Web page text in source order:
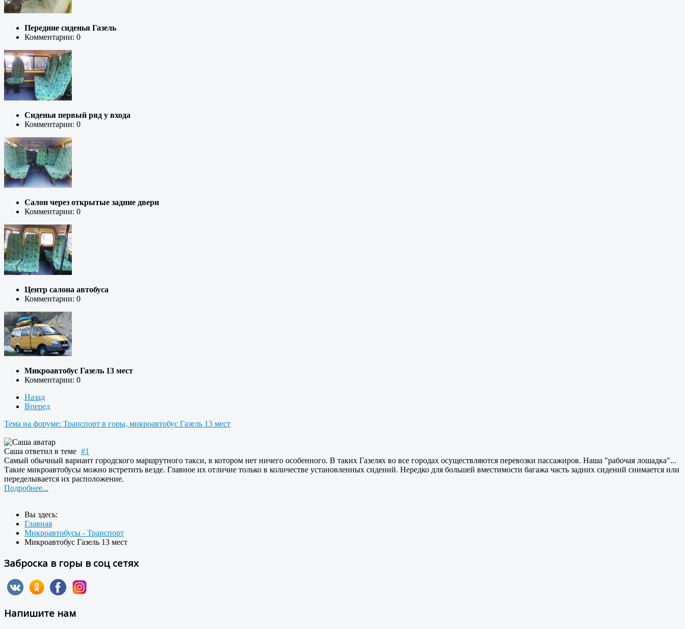
Передние сиденья Газель
Комментарии: 0
Сиденья первый ряд у входа
Комментарии: 0
Салон через открытые задние двери
Комментарии: 0
Центр салона автобуса
Комментарии: 0
Микроавтобус Газель 13 мест
Комментарии: 0
Назад
Вперед
Тема на форуме: Транспорт в горы, микроавтобус Газель 13 мест
Саша ответил в теме #1
Самый обычный вариант городского маршрутного такси, в котором нет ничего особенного. В таких Газелях во все городах осуществляются перевозки пассажиров. Наша "рабочая лошадка"...
Такие микроавтобусы можно встретить везде. Главное их отличие только в количестве установленных сидений. Нередко для большей вместимости багажа часть задних сидений снимается или
переделывается их расположение.
Подробнее...
Вы здесь:
Главная
Микроавтобусы - Транспорт
Микроавтобус Газель 13 мест
Заброска в горы в соц сетях
Напишите нам